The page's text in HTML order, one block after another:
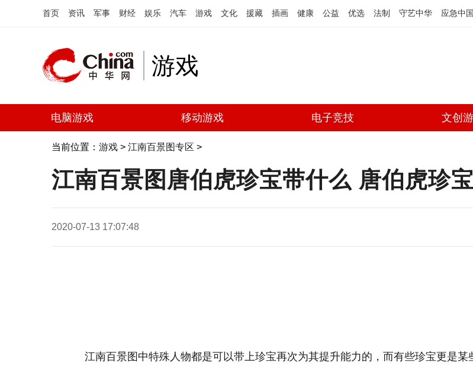
首页 资讯 军事 财经 娱乐 汽车 游戏 文化 援藏 插画 健康 公益 优选 法制 守艺中华 应急中国
游戏
电脑游戏 移动游戏 电子竞技 文创
当前位置： 游戏 > 江南百景图专区 >
江南百景图唐伯虎珍宝带什么 唐伯虎珍
2020-07-13 17:07:48
江南百景图中特殊人物都是可以带上珍宝再次为其提升能力的，而有些珍宝更是某